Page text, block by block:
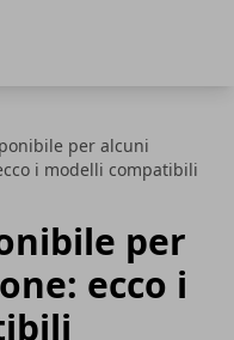
per alcuni
i modelli compatibili
per
ecco i